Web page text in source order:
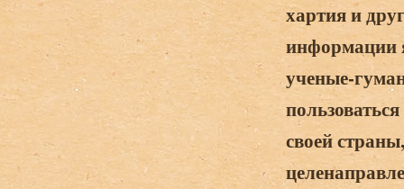
хартия и
информации
ученые-
своей